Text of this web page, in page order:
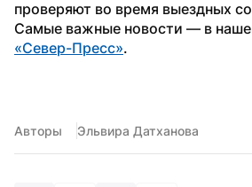
проверяют во время выездных
«Север-Пресс».
Авторы Эльвира Датханова